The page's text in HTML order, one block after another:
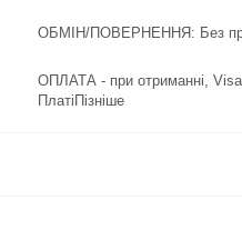
ОБМІН/ПОВЕРНЕННЯ: Без
ОПЛАТА - при отриманні,
ПлатіПізніше